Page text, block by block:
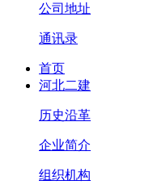
公司地址
通讯录
首页
河北二建
历史沿革
企业简介
组织机构